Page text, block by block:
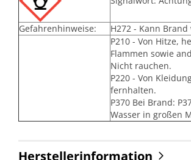
Gefahrenhinweise:
H272 - Kann
P210 - Von Hitze,
Flammen sowie
Nicht rauchen.
P220 - Von
fernhalten.
P370 Bei Brand:
Wasser in großen
Herstellerinformation